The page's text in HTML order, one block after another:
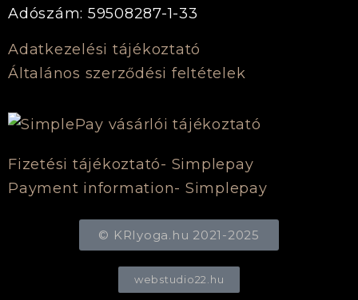
Adószám: 59508287-1-33
Adatkezelési tájékoztató
Általános szerződési feltételek
Fizetési tájékoztató- Simplepay
Payment information- Simplepay
© KRIyoga.hu 2021-2025
webstudio22.hu